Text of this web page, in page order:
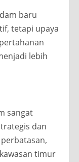
baru
tetapi upaya
lebih
sangat
dan
timur